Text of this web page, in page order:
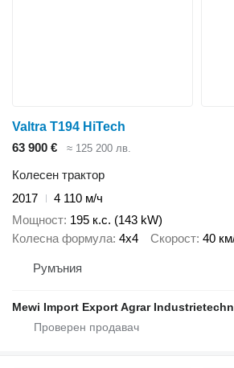
Valtra T194 HiTech
63 900 €
≈ 125 200 лв.
Колесен трактор
2017
4 110 м/ч
Мощност 195 к.с. (143 kW)
Колесна формула 4x4 Скорост 40
Румъния
Mewi Import Export Agrar